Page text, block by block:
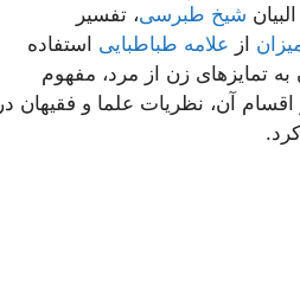
شیخ طبرسی، تفسیر
از علامه طباطبایی استفاده
تمایزهای زن از مرد، مفهوم
آن، نظریات علما و فقیهان در